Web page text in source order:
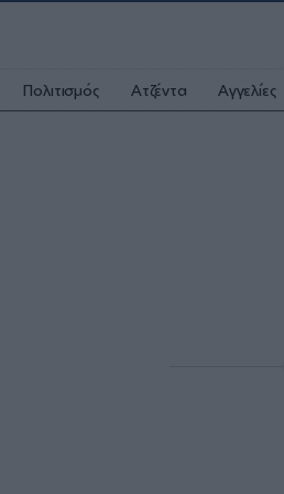
Πολιτισμός Ατζέντα Αγγελίες